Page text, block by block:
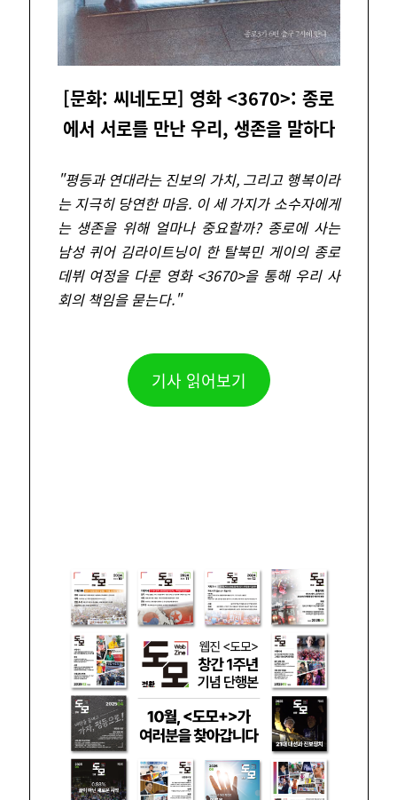
[문화: 씨네도모] 영화 <3670>: 종로
에서 서로를 만난 우리, 생존을 말하다
"평등과 연대라는 진보의 가치, 그리고 행복이라
는 지극히 당연한 마음. 이 세 가지가 소수자에게
는 생존을 위해 얼마나 중요할까? 종로에 사는
남성 퀴어 김라이트닝이 한 탈북민 게이의 종로
데뷔 여정을 다룬 영화 <3670>을 통해 우리 사
회의 책임을 묻는다."
기사 읽어보기